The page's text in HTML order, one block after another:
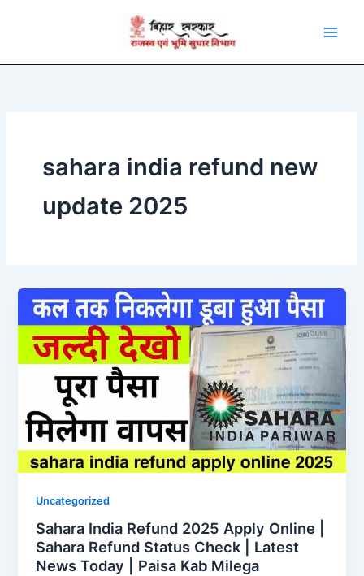
sahara india refund new
update 2025
Uncategorized
Sahara India Refund 2025 Apply Online |
Sahara Refund Status Check | Latest
News Today | Paisa Kab Milega